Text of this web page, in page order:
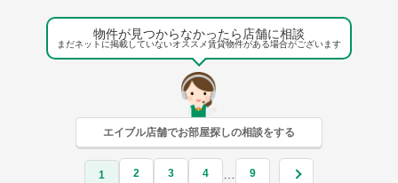
物件が見つからなかったら店舗に相談
まだネットに掲載していないオススメ賃貸物件がある場合がございます
エイブル店舗でお部屋探しの相談をする
1 2 3 4 … 9